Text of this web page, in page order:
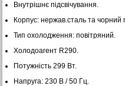
Внутрішнє підсвічування.
Корпус: нержав.сталь та чорний
Тип охолодження: повітряний.
Холодоагент R290.
Потужність 299 Вт.
Напруга: 230 В / 50 Гц.